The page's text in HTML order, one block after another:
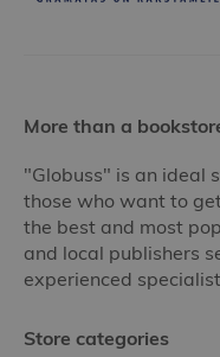
More than a
"Globuss" is an ideal
those who want to
the best and most
and local publishers
experienced
Store categories